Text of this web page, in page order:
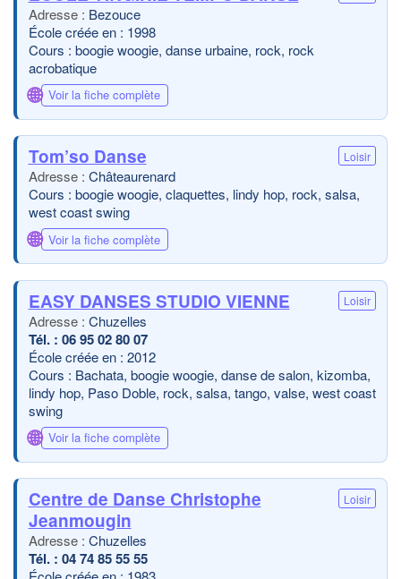
Bezouce
École créée en : 1998
Cours : boogie woogie, danse urbaine, rock, rock
acrobatique
🌐 Voir la fiche complète
Tom’so Danse Loisir
Châteaurenard
Cours : boogie woogie, claquettes, lindy hop, rock, salsa,
west coast swing
🌐 Voir la fiche complète
EASY DANSES STUDIO VIENNE Loisir
Chuzelles
06 95 02 80 07
École créée en : 2012
Cours : Bachata, boogie woogie, danse de salon, kizomba,
lindy hop, Paso Doble, rock, salsa, tango, valse, west coast
swing
🌐 Voir la fiche complète
Centre de Danse Christophe
Jeanmougin
Loisir
Chuzelles
04 74 85 55 55